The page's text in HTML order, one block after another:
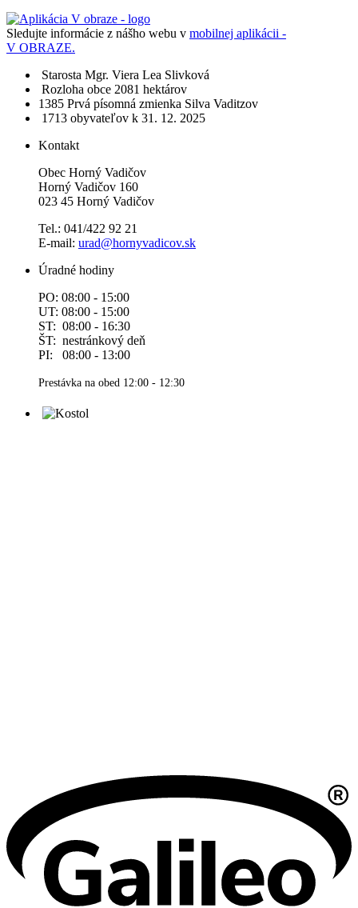
Sledujte informácie z nášho webu v mobilnej aplikácii -
V OBRAZE.
Starosta Mgr. Viera Lea Slivková
Rozloha obce 2081 hektárov
1385​ Prvá písomná zmienka Silva Vaditzov
1713 obyvateľov k 31. 12. 2025
Kontakt
Obec Horný Vadičov
Horný Vadičov 160
023 45 Horný Vadičov
Tel.: 041/422 92 21
E-mail: urad@hornyvadicov.sk
Úradné hodiny
PO: 08:00 - 15:00
UT: 08:00 - 15:00
ST: 08:00 - 16:30
ŠT: nestránkový deň
PI: 08:00 - 13:00
Prestávka na obed 12:00 - 12:30